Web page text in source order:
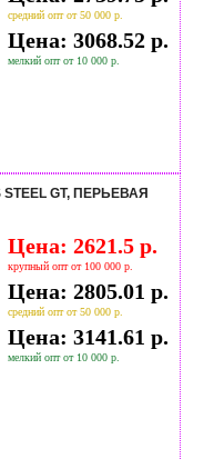
средний опт от 50 000 р.
Цена: 3068.52 р.
мелкий опт от 10 000 р.
STEEL GT, ПЕРЬЕВАЯ
Цена: 2621.5 р.
крупный опт от 100 000 р.
Цена: 2805.01 р.
средний опт от 50 000 р.
Цена: 3141.61 р.
мелкий опт от 10 000 р.